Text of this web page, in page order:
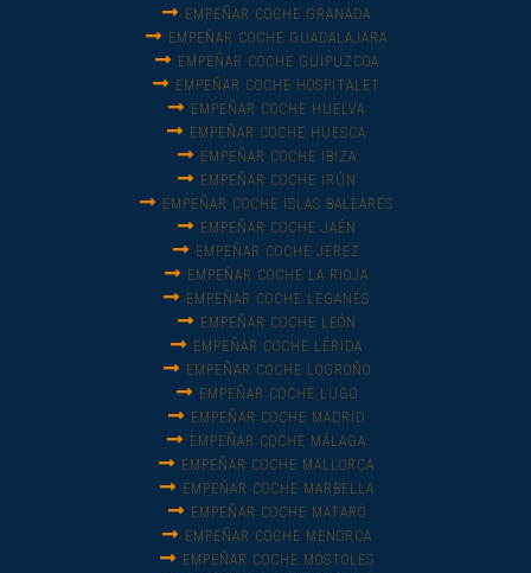
EMPEÑAR COCHE GRANADA
EMPEÑAR COCHE GUADALAJARA
EMPEÑAR COCHE GUIPUZCOA
EMPEÑAR COCHE HOSPITALET
EMPEÑAR COCHE HUELVA
EMPEÑAR COCHE HUESCA
EMPEÑAR COCHE IBIZA
EMPEÑAR COCHE IRÚN
EMPEÑAR COCHE ISLAS BALEARES
EMPEÑAR COCHE JAÉN
EMPEÑAR COCHE JEREZ
EMPEÑAR COCHE LA RIOJA
EMPEÑAR COCHE LEGANÉS
EMPEÑAR COCHE LEÓN
EMPEÑAR COCHE LÉRIDA
EMPEÑAR COCHE LOGROÑO
EMPEÑAR COCHE LUGO
EMPEÑAR COCHE MADRID
EMPEÑAR COCHE MÁLAGA
EMPEÑAR COCHE MALLORCA
EMPEÑAR COCHE MARBELLA
EMPEÑAR COCHE MATARÓ
EMPEÑAR COCHE MENORCA
EMPEÑAR COCHE MÓSTOLES